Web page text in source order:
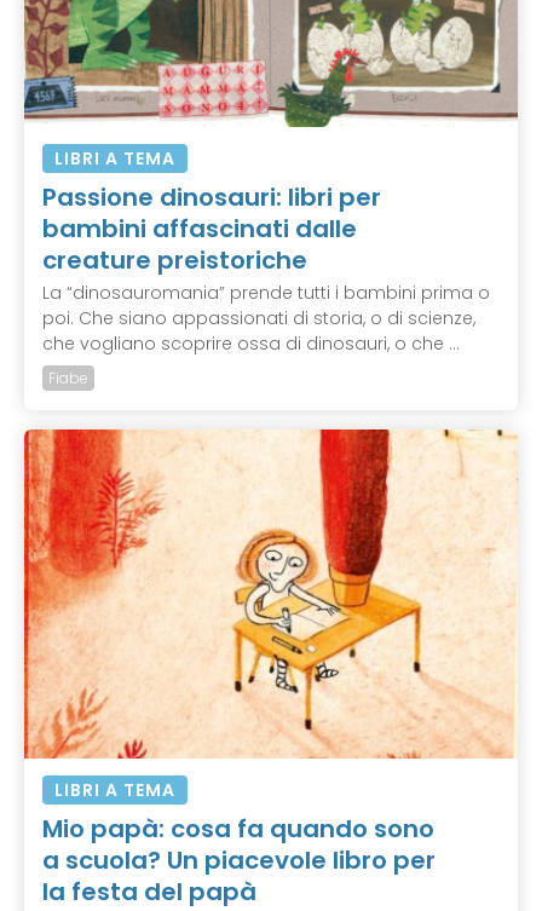
LIBRI A TEMA
Passione dinosauri: libri per
bambini affascinati dalle
creature preistoriche
La “dinosauromania” prende tutti i bambini prima o
poi. Che siano appassionati di storia, o di scienze,
che vogliano scoprire ossa di dinosauri, o che ...
Fiabe
LIBRI A TEMA
Mio papà: cosa fa quando sono
a scuola? Un piacevole libro per
la festa del papà